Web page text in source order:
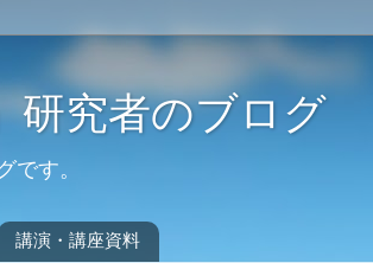
研究者のブログ
です。
講演・講座資料